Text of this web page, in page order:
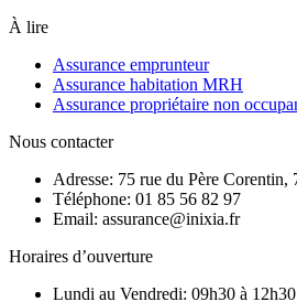
À lire
Assurance emprunteur
Assurance habitation MRH
Assurance propriétaire non
Nous contacter
Adresse: 75 rue du Père Corentin,
Téléphone: 01 85 56 82 97
Email: assurance@inixia.fr
Horaires d’ouverture
Lundi au Vendredi: 09h30 à